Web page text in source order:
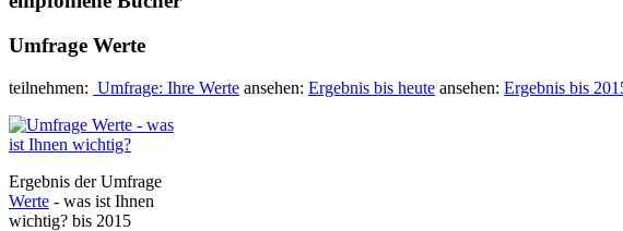
Umfrage Werte
teilnehmen: Umfrage: Ihre Werte ansehen: Ergebnis bis heute ansehen: Ergebnis bis
Ergebnis der Umfrage
Werte - was ist Ihnen
wichtig? bis 2015